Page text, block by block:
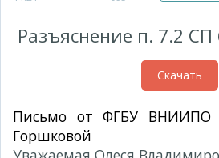
Разъяснение п. 7.2 СП
Скачать
Письмо от ФГБУ ВНИИПО
Горшковой